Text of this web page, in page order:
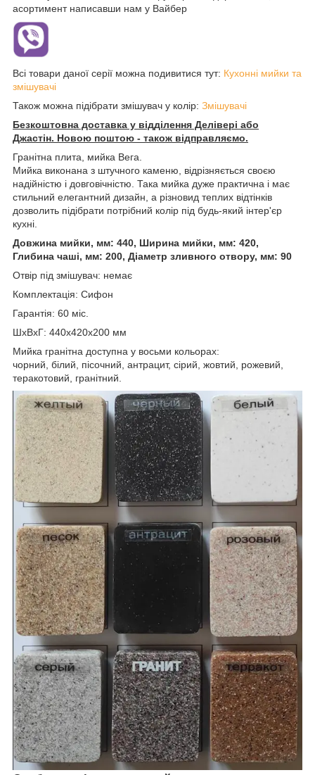
асортимент написавши нам у Вайбер
Всі товари даної серії можна подивитися тут: Кухонні мийки та
змішувачі
Також можна підібрати змішувач у колір: Змішувачі
Безкоштовна доставка у відділення Делівері або
Джастін. Новою поштою - також відправляємо.
Гранітна плита, мийка Вега.
Мийка виконана з штучного каменю, відрізняється своєю
надійністю і довговічністю. Така мийка дуже практична і має
стильний елегантний дизайн, а різновид теплих відтінків
дозволить підібрати потрібний колір під будь-який інтер'єр
кухні.
Довжина мийки, мм: 440, Ширина мийки, мм: 420,
Глибина чаші, мм: 200, Діаметр зливного отвору, мм: 90
Отвір під змішувач: немає
Комплектація: Сифон
Гарантія: 60 міс.
ШхВхГ: 440x420x200 мм
Мийка гранітна доступна у восьми кольорах:
чорний, білий, пісочний, антрацит, сірий, жовтий, рожевий,
теракотовий, гранітний.